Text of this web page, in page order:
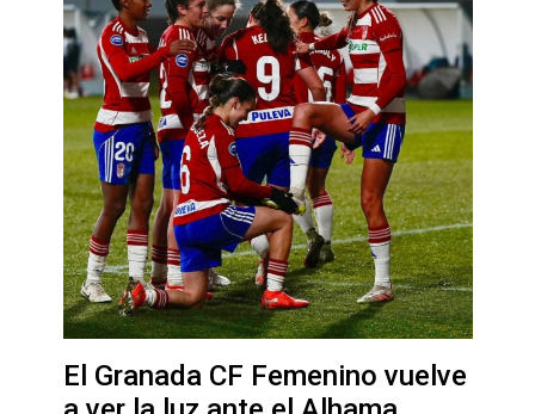
El Granada CF Femenino vuelve